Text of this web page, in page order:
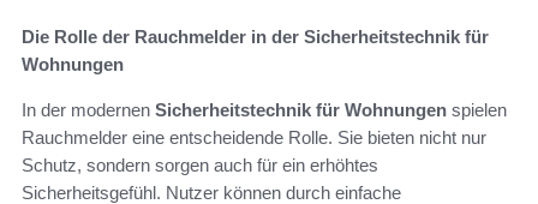
Die Rolle der Rauchmelder in der Sicherheitstechnik für
Wohnungen
In der modernen Sicherheitstechnik für Wohnungen spielen
Rauchmelder eine entscheidende Rolle. Sie bieten nicht nur
Schutz, sondern sorgen auch für ein erhöhtes
Sicherheitsgefühl. Nutzer können durch einfache